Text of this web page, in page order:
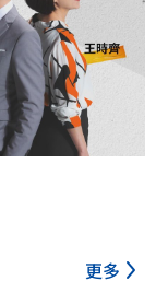
更多